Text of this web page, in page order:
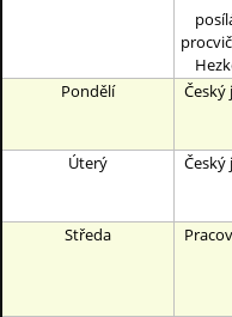
Pondělí
Úterý
Český
Středa
ke